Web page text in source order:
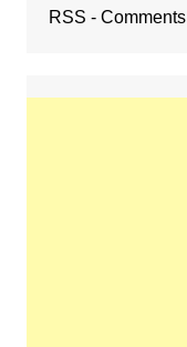
RSS - Comments